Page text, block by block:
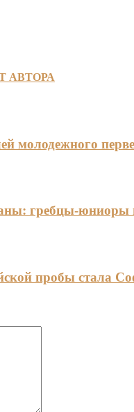
АВТОРА
молодежного
гребцы-юниоры
пробы стала